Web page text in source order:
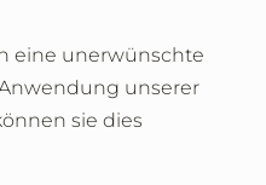
eine unerwünschte
unserer
sie dies